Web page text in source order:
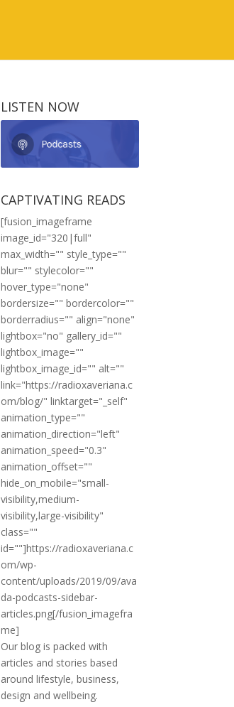
LISTEN NOW
CAPTIVATING READS
[fusion_imageframe
image_id="320|full"
max_width="" style_type=""
blur="" stylecolor=""
hover_type="none"
bordersize="" bordercolor=""
borderradius="" align="none"
lightbox="no" gallery_id=""
lightbox_image=""
lightbox_image_id="" alt=""
link="https://radioxaveriana.c
om/blog/" linktarget="_self"
animation_type=""
animation_direction="left"
animation_speed="0.3"
animation_offset=""
hide_on_mobile="small-
visibility,medium-
visibility,large-visibility"
class=""
id=""]https://radioxaveriana.c
om/wp-
content/uploads/2019/09/ava
da-podcasts-sidebar-
articles.png[/fusion_imagefra
me]
Our blog is packed with
articles and stories based
around lifestyle, business,
design and wellbeing.